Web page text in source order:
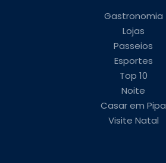
Gastronomia
Lojas
Passeios
Esportes
Top 10
Noite
Casar em Pipa
Visite Natal